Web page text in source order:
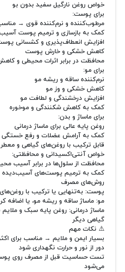
خواص روغن نارگیل سفید بدون بو
برای پوست:
مرطوب‌کننده و نرم‌کننده قوی →
کمک به بازسازی و ترمیم پوست
افزایش انعطاف‌پذیری و کشسانی
کاهش خشکی و خارش پوست
محافظت در برابر اثرات محیطی و
برای مو:
نرم‌کننده ساقه و ریشه مو
کاهش خشکی و وز مو
افزایش درخشندگی و لطافت مو
کمک به کاهش شکنندگی و موخوره
برای ماساژ و بدن:
روغن پایه عالی برای ماساژ درمانی
کمک به آرامش عضلات و رفع خستگی
قابل ترکیب با روغن‌های گیاهی و
خواص آنتی‌اکسیدانی و محافظتی:
محافظت از سلول‌ها در برابر آسیب
کمک به ترمیم پوست‌های
روش‌های مصرف
پوست: به‌تنهایی یا ترکیب با
مو: ماساژ ساقه و ریشه مو، یا اضافه
ماساژ درمانی: روغن پایه سبک و
گیاهی دیگر
⚠️ نکات مهم
بسیار ایمن و ملایم → مناسب برای
دور از نور و حرارت نگهداری شود
تست حساسیت قبل از مصرف روی
می‌شود